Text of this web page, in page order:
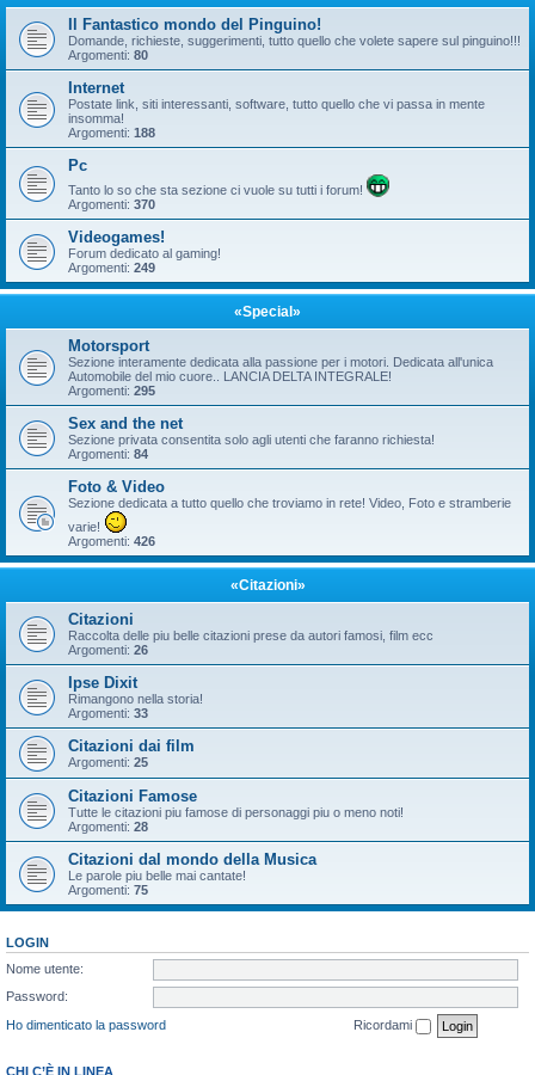
Il Fantastico mondo del Pinguino!
Domande, richieste, suggerimenti, tutto quello che volete sapere sul pinguino!!!
Argomenti: 80
Internet
Postate link, siti interessanti, software, tutto quello che vi passa in mente
insomma!
Argomenti: 188
Pc
Tanto lo so che sta sezione ci vuole su tutti i forum!
Argomenti: 370
Videogames!
Forum dedicato al gaming!
Argomenti: 249
«Special»
Motorsport
Sezione interamente dedicata alla passione per i motori. Dedicata all'unica
Automobile del mio cuore.. LANCIA DELTA INTEGRALE!
Argomenti: 295
Sex and the net
Sezione privata consentita solo agli utenti che faranno richiesta!
Argomenti: 84
Foto & Video
Sezione dedicata a tutto quello che troviamo in rete! Video, Foto e stramberie
varie!
Argomenti: 426
«Citazioni»
Citazioni
Raccolta delle piu belle citazioni prese da autori famosi, film ecc
Argomenti: 26
Ipse Dixit
Rimangono nella storia!
Argomenti: 33
Citazioni dai film
Argomenti: 25
Citazioni Famose
Tutte le citazioni piu famose di personaggi piu o meno noti!
Argomenti: 28
Citazioni dal mondo della Musica
Le parole piu belle mai cantate!
Argomenti: 75
LOGIN
Nome utente:
Password:
Ho dimenticato la password
Ricordami
CHI C’È IN LINEA